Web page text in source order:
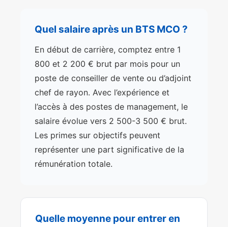
Quel salaire après un BTS MCO ?
En début de carrière, comptez entre 1
800 et 2 200 € brut par mois pour un
poste de conseiller de vente ou d’adjoint
chef de rayon. Avec l’expérience et
l’accès à des postes de management, le
salaire évolue vers 2 500-3 500 € brut.
Les primes sur objectifs peuvent
représenter une part significative de la
rémunération totale.
Quelle moyenne pour entrer en